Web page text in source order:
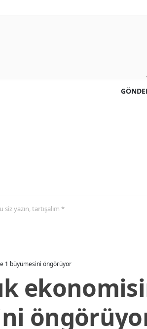
yazın, tartışalım *
1 büyümesini öngörüyor